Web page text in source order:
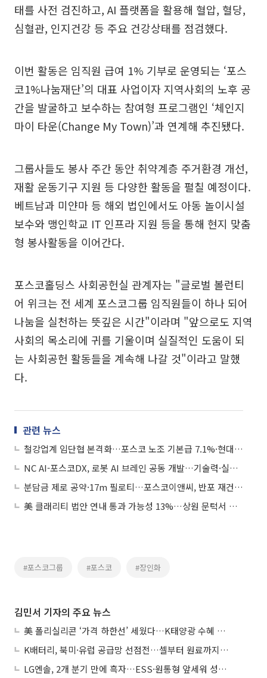
태를 사전 검진하고, AI 플랫폼을 활용해 혈압, 혈당,
심혈관, 인지건강 등 주요 건강상태를 점검했다.
이번 활동은 임직원 급여 1% 기부로 운영되는 ‘포스
코1%나눔재단’의 대표 사업이자 지역사회의 노후 공
간을 발굴하고 보수하는 참여형 프로그램인 ‘체인지
마이 타운(Change My Town)’과 연계해 추진됐다.
그룹사들도 봉사 주간 동안 취약계층 주거환경 개선,
재활 운동기구 지원 등 다양한 활동을 펼칠 예정이다.
베트남과 미얀마 등 해외 법인에서도 아동 놀이시설
보수와 맹인학교 IT 인프라 지원 등을 통해 현지 맞춤
형 봉사활동을 이어간다.
포스코홀딩스 사회공헌실 관계자는 "글로벌 볼런티
어 위크는 전 세계 포스코그룹 임직원들이 하나 되어
나눔을 실천하는 뜻깊은 시간"이라며 "앞으로도 지역
사회의 목소리에 귀를 기울이며 실질적인 도움이 되
는 사회공헌 활동들을 계속해 나갈 것"이라고 말했
다.
관련 뉴스
철강업계 임단협 본격화…포스코 노조 기본급 7.1%·현대제철 성과급 150%↑ 요구
NC AI-포스코DX, 로봇 AI 브레인 공동 개발…기술력·실증 체계 결합
분담금 제로 공약·17m 필로티…포스코이앤씨, 반포 재건축에 올인
美 클래리티 법안 연내 통과 가능성 13%…상원 문턱서 제동
#포스코그룹 #포스코 #장인화
김민서 기자의 주요 뉴스
美 폴리실리콘 ‘가격 하한선’ 세웠다…K태양광 수혜 기대
K배터리, 북미·유럽 공급망 선점전…셀부터 원료까지 현지화
LG엔솔, 2개 분기 만에 흑자…ESS·원통형 앞세워 성장 가속